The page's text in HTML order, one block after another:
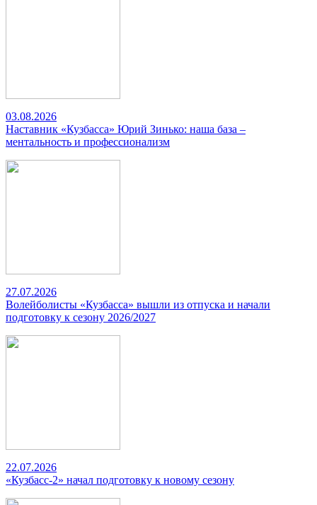
03.08.2026
Наставник «Кузбасса» Юрий Зинько: наша база –
ментальность и профессионализм
27.07.2026
Волейболисты «Кузбасса» вышли из отпуска и начали
подготовку к сезону 2026/2027
22.07.2026
«Кузбасс-2» начал подготовку к новому сезону